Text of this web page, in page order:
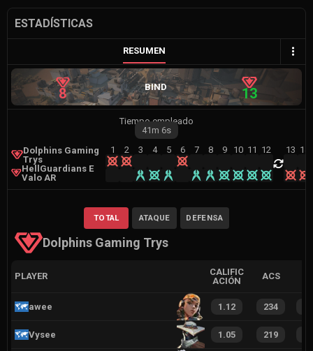
ESTADÍSTICAS
RESUMEN
8 BIND 13
Tiempo empleado
41m 6s
Dolphins Gaming
Trys
HellGuardians E
Valo AR
1 2 3 4 5 6 7 8 9 10 11 12 13 14
Dolphins Gaming Trys
TOTAL ATAQUE DEFENSA
PLAYER
CALIFIC
ACIÓN
ACS
awee 1.12 234
Vysee 1.05 219